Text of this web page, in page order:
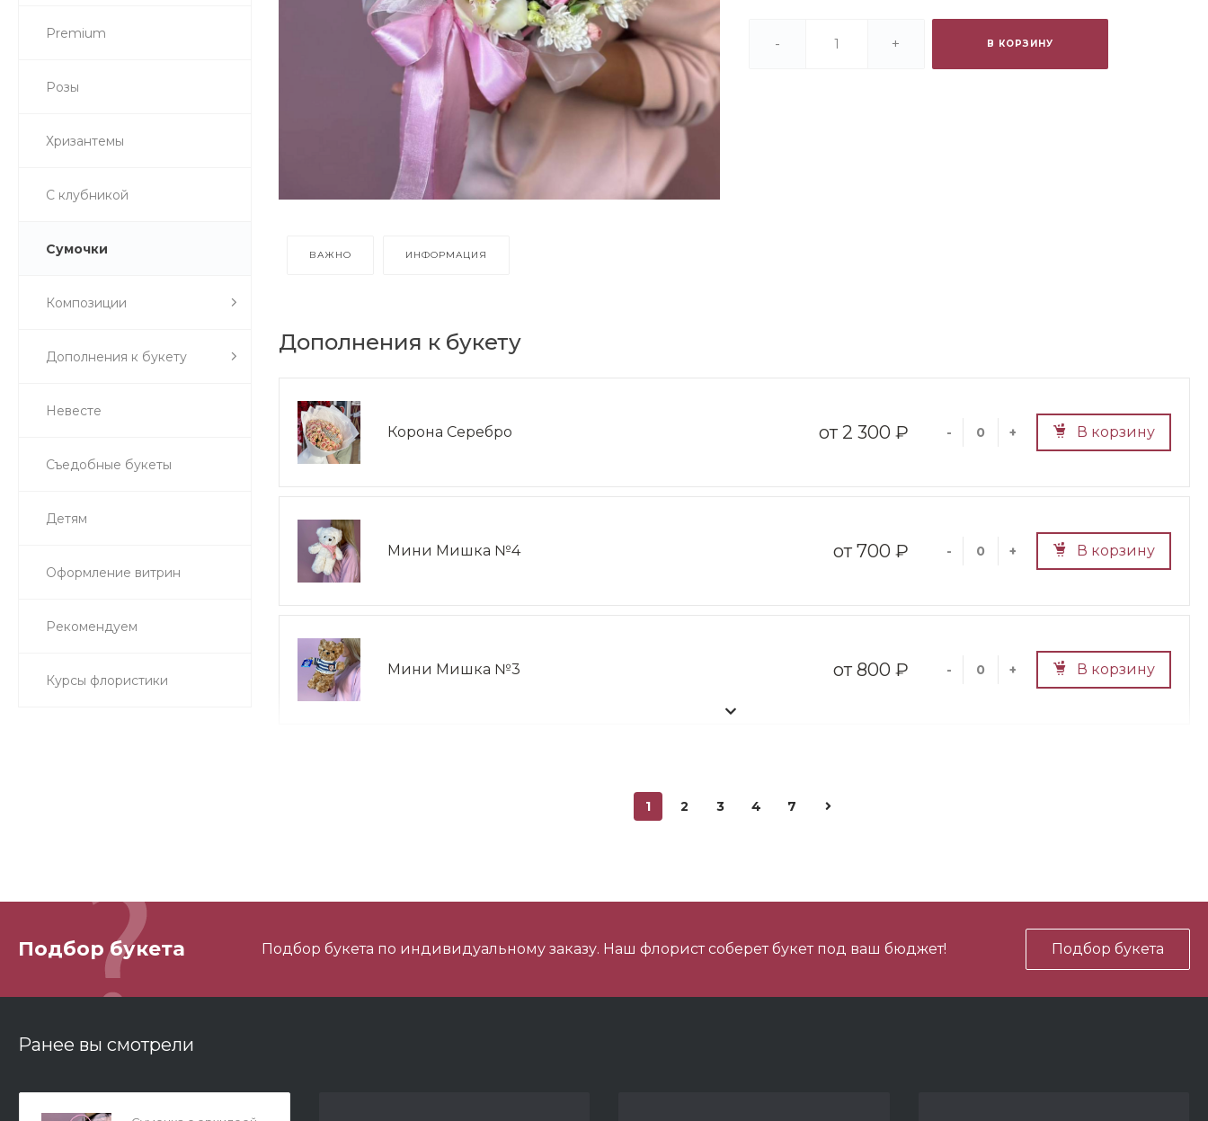
Premium
Розы
Хризантемы
С клубникой
Сумочки
Композиции
Дополнения к букету
Невесте
Съедобные букеты
Детям
Оформление витрин
Рекомендуем
Курсы флористики
- + В КОРЗИНУ
ВАЖНО ИНФОРМАЦИЯ
Дополнения к букету
Корона Серебро 2 300 ₽ - + В корзину
Мини Мишка №4 700 ₽ - + В корзину
Мини Мишка №3 800 ₽ - + В корзину
Мишка Мини №1 700 ₽ - + В корзину
1 2 3 4 7
Подбор букета Подбор букета по индивидуальному заказу. Наш флорист соберет букет под ваш бюджет! Подбор букета
Ранее вы смотрели